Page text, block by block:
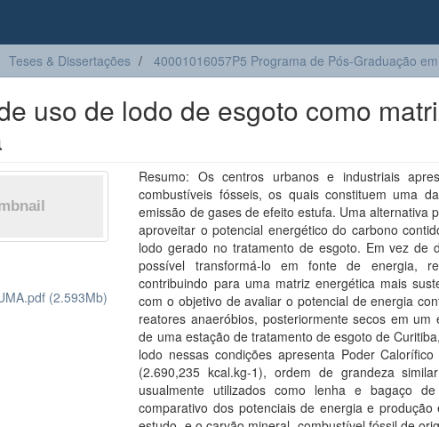
Teses & Dissertações 40001016057P5 Programa de Pós-Graduação
uso de lodo de esgoto como
(2.593Mb)
Resumo: Os centros urbanos e industriais
combustíveis fósseis, os quais constituem uma
emissão de gases de efeito estufa. Uma alternativa
aproveitar o potencial energético do carbono
lodo gerado no tratamento de esgoto. Em vez de
possível transformá-lo em fonte de energia,
contribuindo para uma matriz energética mais
com o objetivo de avaliar o potencial de energia
reatores anaeróbios, posteriormente secos em
de uma estação de tratamento de esgoto de
lodo nessas condições apresenta Poder
(2.690,235 kcal.kg-1), ordem de grandeza
usualmente utilizados como lenha e bagaço
comparativo dos potenciais de energia e